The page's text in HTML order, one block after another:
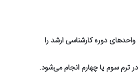
مجموع واحدهای دوره کارشناسی ارشد را
ترم سوم یا چهارم انجام می‌شود.